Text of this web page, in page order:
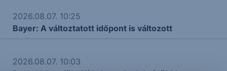
2026.08.07. 10:25
Bayer: A változtatott időpont is változott
2026.08.07. 10:03